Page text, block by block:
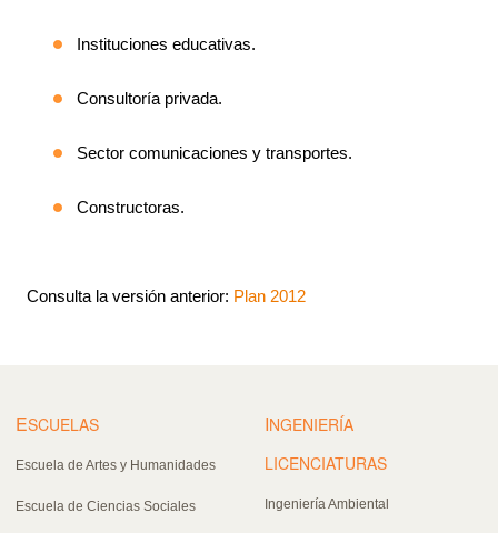
Instituciones educativas.
Consultoría privada.
Sector comunicaciones y transportes.
Constructoras.
Consulta la versión anterior: Plan 2012
ESCUELAS
Escuela de Artes y Humanidades
Escuela de Ciencias Sociales
INGENIERÍA
LICENCIATURAS
Ingeniería Ambiental